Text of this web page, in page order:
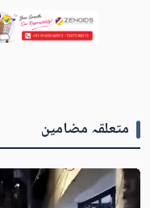
متعلقہ مضامین